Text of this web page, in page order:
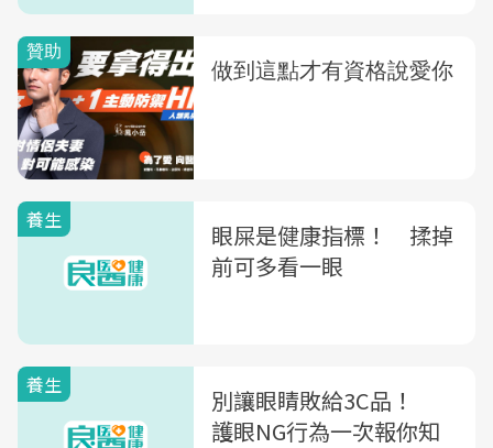
養生
眼屎是健康指標！ 揉掉
前可多看一眼
養生
別讓眼睛敗給3C品！
護眼NG行為一次報你知